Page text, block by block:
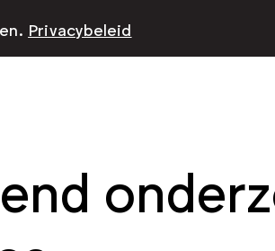
Privacybeleid